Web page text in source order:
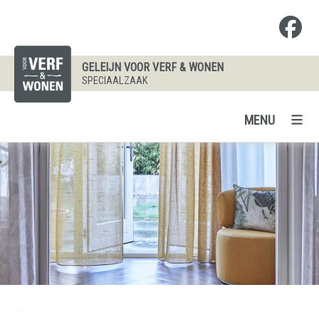
GELEIJN VOOR VERF & WONEN
SPECIAALZAAK
MENU